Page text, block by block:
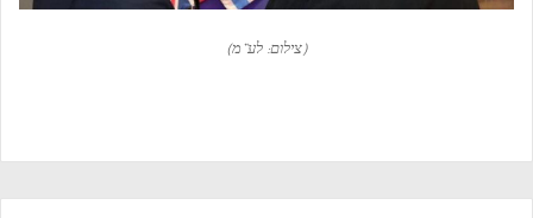
(צילום: לע”מ)